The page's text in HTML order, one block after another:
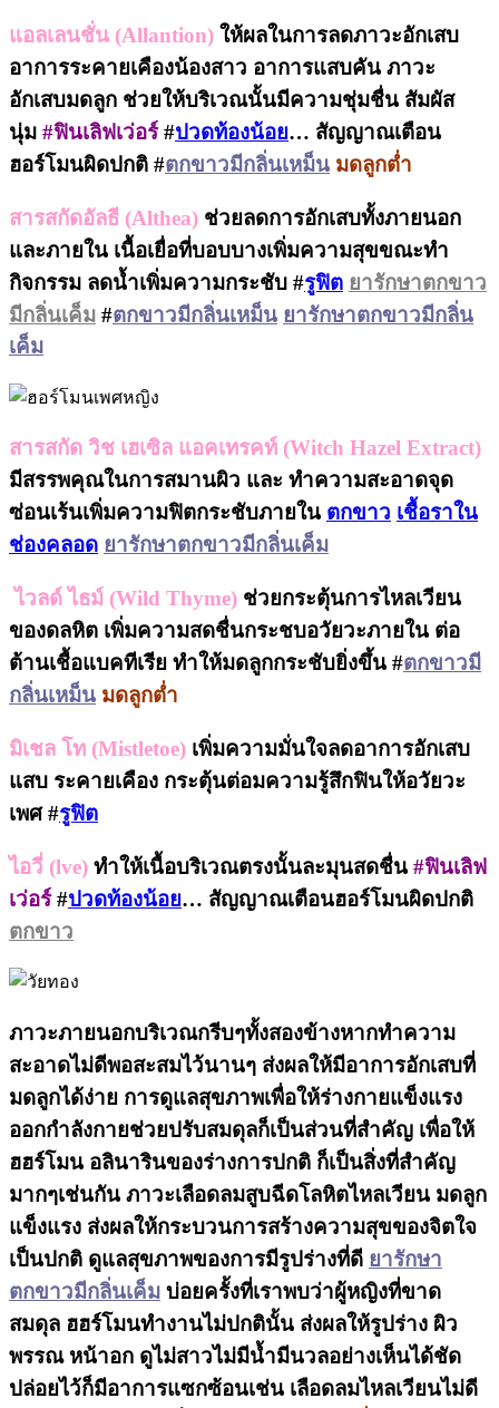
แอลเลนชั่น (Allantion) ให้ผลในการลดภาวะอักเสบ
อาการระคายเคืองน้องสาว อาการแสบคัน ภาวะ
อักเสบมดลูก ช่วยให้บริเวณนั้นมีความชุ่มชื่น สัมผัส
นุ่ม #ฟินเลิฟเว่อร์#ปวดท้องน้อย… สัญญาณเตือน
ฮอร์โมนผิดปกติ #ตกขาวมีกลิ่นเหม็น มดลูกต่ำ
สารสกัดอัลธี (Althea) ช่วยลดการอักเสบทั้งภายนอก
และภายใน เนื้อเยื่อที่บอบบางเพิ่มความสุขขณะทำ
กิจกรรม ลดน้ำเพิ่มความกระชับ #รูฟิต ยารักษาตกขาว
มีกลิ่นเค็ม #ตกขาวมีกลิ่นเหม็น ยารักษาตกขาวมีกลิ่น
เค็ม
สารสกัด วิช เฮเซิล แอคเทรคท์ (Witch Hazel Extract)
มีสรรพคุณในการสมานผิว และ ทำความสะอาดจุด
ซ่อนเร้นเพิ่มความฟิตกระชับภายใน ตกขาว เชื้อราใน
ช่องคลอด ยารักษาตกขาวมีกลิ่นเค็ม
ไวลด์ ไธม์ (Wild Thyme) ช่วยกระตุ้นการไหลเวียน
ของดลหิต เพิ่มความสดชื่นกระชบอวัยวะภายใน ต่อ
ต้านเชื้อแบคทีเรีย ทำให้มดลูกกระชับยิ่งขึ้น #ตกขาวมี
กลิ่นเหม็น มดลูกต่ำ
มิเชล โท (Mistletoe) เพิ่มความมั่นใจลดอาการอักเสบ
แสบ ระคายเคือง กระตุ้นต่อมความรู้สึกฟินให้อวัยวะ
เพศ #รูฟิต
ไอวี่ (lve) ทำให้เนื้อบริเวณตรงนั้นละมุนสดชื่น #ฟินเลิฟ
เว่อร์#ปวดท้องน้อย… สัญญาณเตือนฮอร์โมนผิดปกติ
ตกขาว
ภาวะภายนอกบริเวณกรีบๆทั้งสองข้างหากทำความ
สะอาดไม่ดีพอสะสมไว้นานๆ ส่งผลให้มีอาการอักเสบที่
มดลูกได้ง่าย การดูแลสุขภาพเพื่อให้ร่างกายแข็งแรง
ออกกำลังกายช่วยปรับสมดุลก็เป็นส่วนที่สำคัญ เพื่อให้
ฮฮร์โมน อลินารินของร่างการปกติ ก็เป็นสิ่งที่สำคัญ
มากๆเช่นกัน ภาวะเลือดลมสูบฉีดโลหิตไหลเวียน มดลูก
แข็งแรง ส่งผลให้กระบวนการสร้างความสุขของจิตใจ
เป็นปกติ ดูแลสุขภาพของการมีรูปร่างที่ดี ยารักษา
ตกขาวมีกลิ่นเค็ม บ่อยครั้งที่เราพบว่าผู้หญิงที่ขาด
สมดุล ฮฮร์โมนทำงานไม่ปกตินั้น ส่งผลให้รูปร่าง ผิว
พรรณ หน้าอก ดูไม่สาวไม่มีน้ำมีนวลอย่างเห็นได้ชัด
ปล่อยไว้ก็มีอาการแซกซ้อนเช่น เลือดลมไหลเวียนไม่ดี